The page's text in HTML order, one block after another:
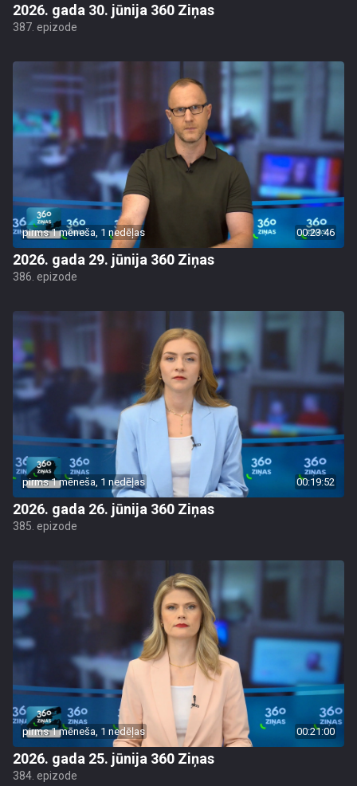
2026. gada 30. jūnija 360 Ziņas
387. epizode
pirms 1 mēneša, 1 nedēļas 00:23:46
2026. gada 29. jūnija 360 Ziņas
386. epizode
pirms 1 mēneša, 1 nedēļas 00:19:52
2026. gada 26. jūnija 360 Ziņas
385. epizode
pirms 1 mēneša, 1 nedēļas 00:21:00
2026. gada 25. jūnija 360 Ziņas
384. epizode